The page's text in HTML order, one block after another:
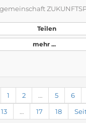
Teilen
mehr ...
1 2 … 5 6
13 … 17 18